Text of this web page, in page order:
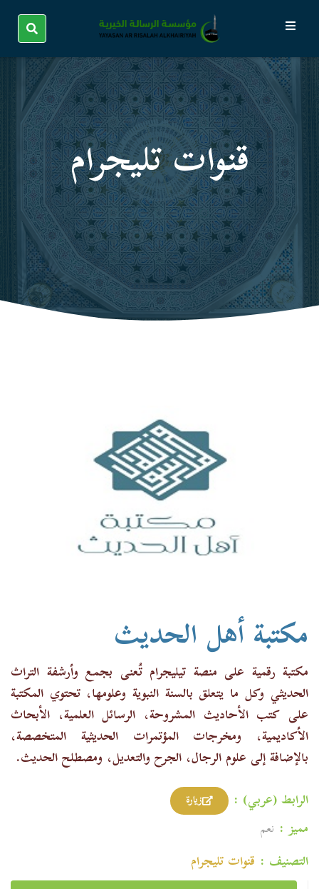
قنوات تليجرام
مكتبة أهل الحديث
مكتبة رقمية على منصة تيليجرام تُعنى بجمع وأرشفة التراث
الحديثي وكل ما يتعلق بالسنة النبوية وعلومها، تحتوي المكتبة
على كتب الأحاديث المشروحة، الرسائل العلمية، الأبحاث
الأكاديمية، ومخرجات المؤتمرات الحديثية المتخصصة،
بالإضافة إلى علوم الرجال، الجرح والتعديل، ومصطلح الحديث.
الرابط (عربي) :
زيارة
مميز : نعم
التصنيف : قنوات تليجرام